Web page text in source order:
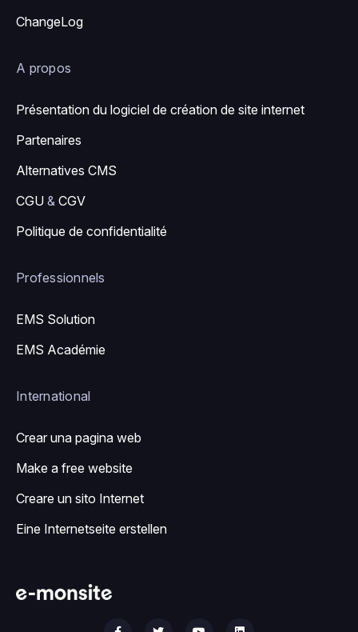
ChangeLog
A propos
Présentation du logiciel de création de site internet
Partenaires
Alternatives CMS
CGU & CGV
Politique de confidentialité
Professionnels
EMS Solution
EMS Académie
International
Crear una pagina web
Make a free website
Creare un sito Internet
Eine Internetseite erstellen